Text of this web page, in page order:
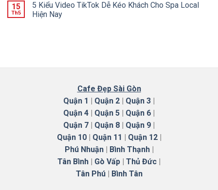
15
Th5
5 Kiểu Video TikTok Dễ Kéo Khách Cho Spa Local
Hiện Nay
Cafe Đẹp Sài Gòn
Quận 1
Quận 2 Quận 3
Quận 4
Quận 5 Quận 6
Quận 7
Quận 8 Quận 9
Quận 10| Quận 11 Quận 12|
Phú Nhuận| Bình Thạnh|
Tân Bình
Gò Vấp Thủ Đức
Tân Phú| Bình Tân